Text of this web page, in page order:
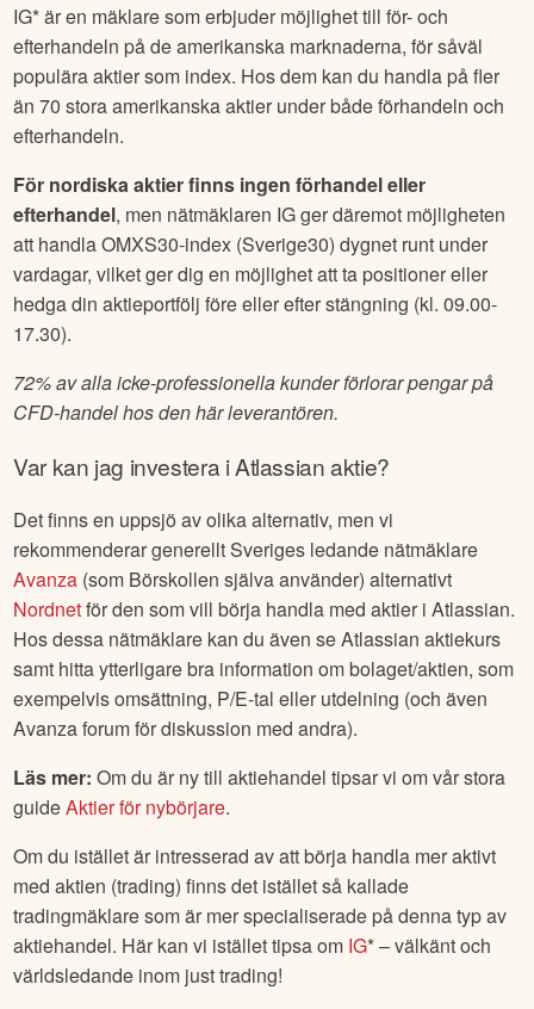
IG* är en mäklare som erbjuder möjlighet till för- och
efterhandeln på de amerikanska marknaderna, för såväl
populära aktier som index. Hos dem kan du handla på fler
än 70 stora amerikanska aktier under både förhandeln och
efterhandeln.
För nordiska aktier finns ingen förhandel eller
efterhandel, men nätmäklaren IG ger däremot möjligheten
att handla OMXS30-index (Sverige30) dygnet runt under
vardagar, vilket ger dig en möjlighet att ta positioner eller
hedga din aktieportfölj före eller efter stängning (kl. 09.00-
17.30).
72% av alla icke-professionella kunder förlorar pengar på
CFD-handel hos den här leverantören.
Var kan jag investera iAtlassianaktie?
Det finns en uppsjö av olika alternativ, men vi
rekommenderar generellt Sveriges ledande nätmäklare
Avanza (som Börskollen själva använder) alternativt
Nordnetför den som vill börja handla med aktier iAtlassian.
Hos dessa nätmäklare kan du även seAtlassian aktiekurs
samt hitta ytterligare bra information om bolaget/aktien, som
exempelvis omsättning, P/E-tal eller utdelning (och även
Avanza forum för diskussion med andra).
Läs mer: Om du är ny till aktiehandel tipsar vi om vår stora
guideAktier för nybörjare.
Om du istället är intresserad av att börja handla mer aktivt
med aktien (trading) finns det istället så kallade
tradingmäklare som är mer specialiserade på denna typ av
aktiehandel. Här kan vi istället tipsa om IG* – välkänt och
världsledande inom just trading!